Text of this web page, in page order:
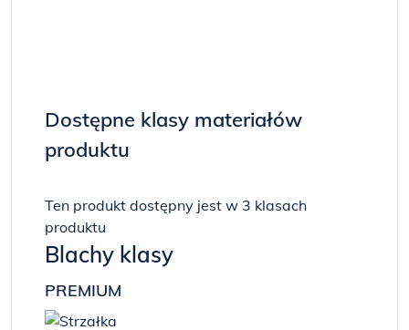
Dostępne klasy materiałów
produktu
Ten produkt dostępny jest w 3 klasach
produktu
Blachy klasy
PREMIUM